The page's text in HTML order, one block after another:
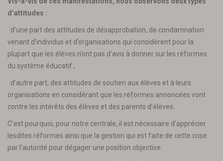
d’attitudes :
d’une part des attitudes de désapprobation, de condamnation
venant d’individus et d’organisations qui considèrent pour la
plupart que les élèves n’ont pas d’avis à donner sur les réformes
du système éducatif ;
d’autre part, des attitudes de soutien aux élèves et à leurs
organisations en considérant que les réformes annoncées vont
contre les intérêts des élèves et des parents d’élèves.
C’est pourquoi, pour notre centrale, il est nécessaire d’apprécier
lesdites réformes ainsi que la gestion qui est faite de cette crise
par l’autorité pour dégager une position objective.